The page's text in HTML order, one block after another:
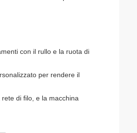
con il rullo e la ruota di
per rendere il
di filo, e la macchina